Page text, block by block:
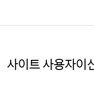
사이트 사용자이